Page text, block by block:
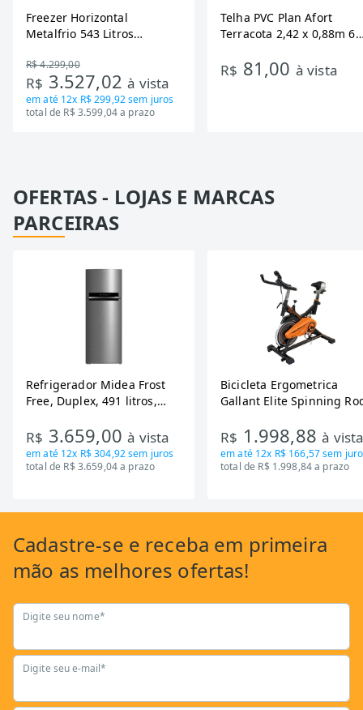
Freezer Horizontal
Metalfrio 543 Litros
Tecnologia Inverter, Branco,
Bivolt
R$ 4.299,00
R$ 3.527,02à vista
em até 12x R$ 299,92sem juros
total de R$ 3.599,04 a prazo
Telha PVC Plan Afort
Terracota 2,42 x 0,88m 6
R$ 81,00 à vista
OFERTAS - LOJAS E MARCAS
PARCEIRAS
Refrigerador Midea Frost
Free, Duplex, 491 litros,
RT650EVK463)
R$ 3.659,00à vista
em até 12x R$ 304,92sem juros
total de R$ 3.659,04 a prazo
Bicicleta Ergometrica
Gallant Elite Spinning
Mecanica GSB13HBTA-PT
R$ 1.998,88à
em até 12x R$ 166,57sem
total de R$ 1.998,84 a prazo
Cadastre-se e receba em primeira
mão as melhores ofertas!
Digite seu nome*
Digite seu e-mail*